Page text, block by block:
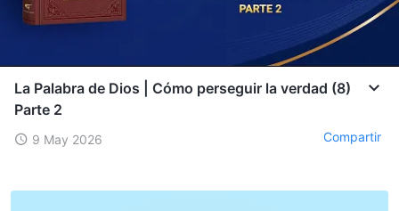
La Palabra de Dios | Cómo perseguir la verdad (8)
Parte 2
9 May 2026 Compartir